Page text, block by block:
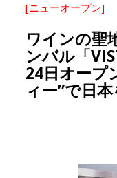
[ニューオープン]
ワインの聖
ンバル「
24日オープ
ィー”で日